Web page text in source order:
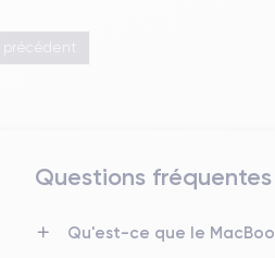
« précédent
Questions fréquentes
Qu'est-ce que le